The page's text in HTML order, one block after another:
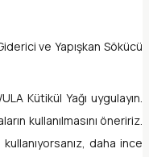
ve Yapışkan Sökücü
Kütikül Yağı uygulayın.
kullanılmasını öneririz.
daha ince